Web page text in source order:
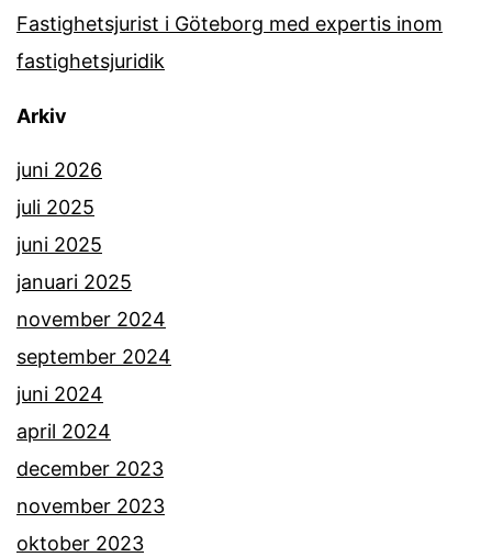
Fastighetsjurist i Göteborg med expertis inom
fastighetsjuridik
Arkiv
juni 2026
juli 2025
juni 2025
januari 2025
november 2024
september 2024
juni 2024
april 2024
december 2023
november 2023
oktober 2023